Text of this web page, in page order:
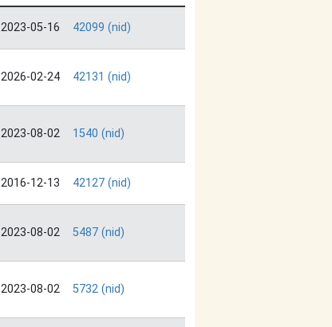
2023-05-16 42099 (nid)
2026-02-24 42131 (nid)
2023-08-02 1540 (nid)
2016-12-13 42127 (nid)
2023-08-02 5487 (nid)
2023-08-02 5732 (nid)